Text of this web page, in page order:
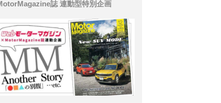
誌 連動型特別企画